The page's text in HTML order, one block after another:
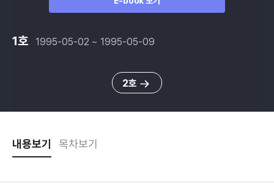
1호 1995-05-02 ~ 1995-05-09
2호
내용보기 목차보기